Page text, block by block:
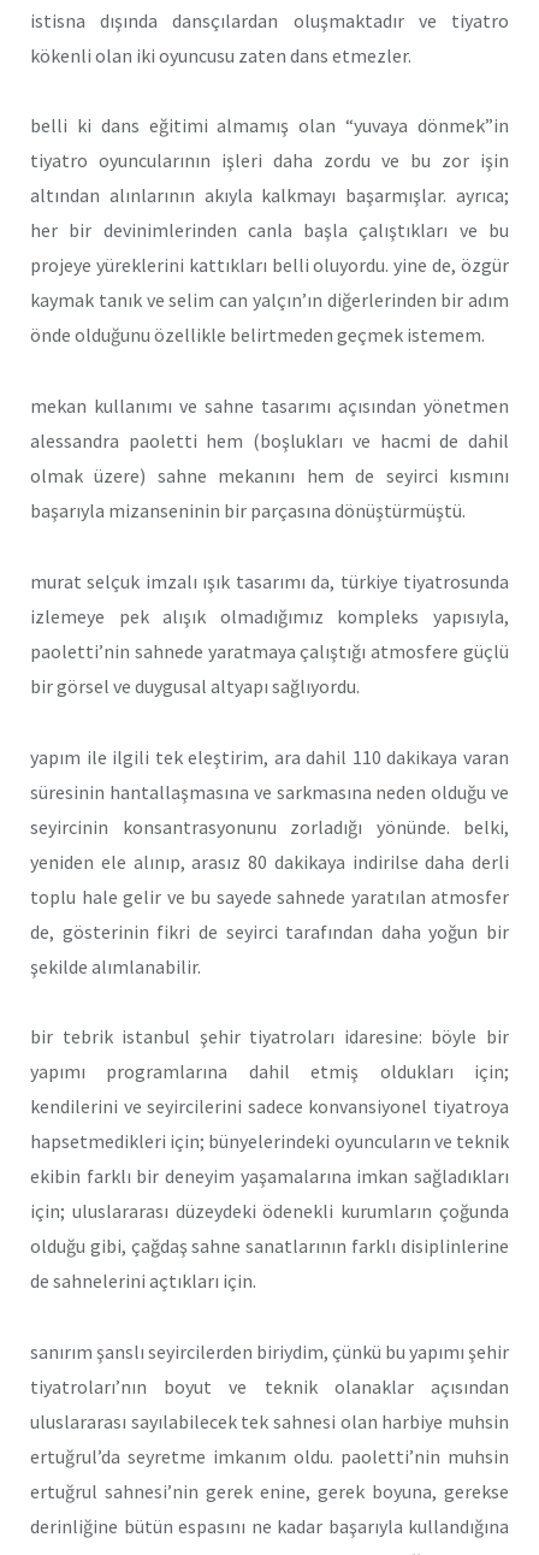
istisna dışında dansçılardan oluşmaktadır ve tiyatro
kökenli olan iki oyuncusu zaten dans etmezler.
belli ki dans eğitimi almamış olan “yuvaya dönmek”in
tiyatro oyuncularının işleri daha zordu ve bu zor işin
altından alınlarının akıyla kalkmayı başarmışlar. ayrıca;
her bir devinimlerinden canla başla çalıştıkları ve bu
projeye yüreklerini kattıkları belli oluyordu. yine de, özgür
kaymak tanık ve selim can yalçın’ın diğerlerinden bir adım
önde olduğunu özellikle belirtmeden geçmek istemem.
mekan kullanımı ve sahne tasarımı açısından yönetmen
alessandra paoletti hem (boşlukları ve hacmi de dahil
olmak üzere) sahne mekanını hem de seyirci kısmını
başarıyla mizanseninin bir parçasına dönüştürmüştü.
murat selçuk imzalı ışık tasarımı da, türkiye tiyatrosunda
izlemeye pek alışık olmadığımız kompleks yapısıyla,
paoletti’nin sahnede yaratmaya çalıştığı atmosfere güçlü
bir görsel ve duygusal altyapı sağlıyordu.
yapım ile ilgili tek eleştirim, ara dahil 110 dakikaya varan
süresinin hantallaşmasına ve sarkmasına neden olduğu ve
seyircinin konsantrasyonunu zorladığı yönünde. belki,
yeniden ele alınıp, arasız 80 dakikaya indirilse daha derli
toplu hale gelir ve bu sayede sahnede yaratılan atmosfer
de, gösterinin fikri de seyirci tarafından daha yoğun bir
şekilde alımlanabilir.
bir tebrik istanbul şehir tiyatroları idaresine: böyle bir
yapımı programlarına dahil etmiş oldukları için;
kendilerini ve seyircilerini sadece konvansiyonel tiyatroya
hapsetmedikleri için; bünyelerindeki oyuncuların ve teknik
ekibin farklı bir deneyim yaşamalarına imkan sağladıkları
için; uluslararası düzeydeki ödenekli kurumların çoğunda
olduğu gibi, çağdaş sahne sanatlarının farklı disiplinlerine
de sahnelerini açtıkları için.
sanırım şanslı seyircilerden biriydim, çünkü bu yapımı şehir
tiyatroları’nın boyut ve teknik olanaklar açısından
uluslararası sayılabilecek tek sahnesi olan harbiye muhsin
ertuğrul’da seyretme imkanım oldu. paoletti’nin muhsin
ertuğrul sahnesi’nin gerek enine, gerek boyuna, gerekse
derinliğine bütün espasını ne kadar başarıyla kullandığına